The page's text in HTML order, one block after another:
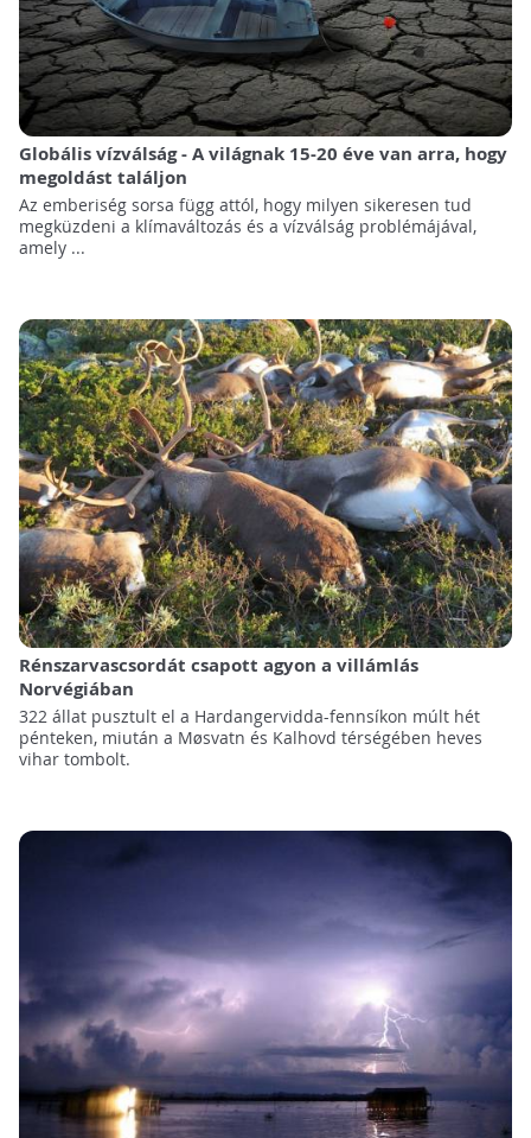
Globális vízválság - A világnak 15-20 éve van arra, hogy
megoldást találjon
Az emberiség sorsa függ attól, hogy milyen sikeresen tud
megküzdeni a klímaváltozás és a vízválság problémájával,
amely ...
Rénszarvascsordát csapott agyon a villámlás
Norvégiában
322 állat pusztult el a Hardangervidda-fennsíkon múlt hét
pénteken, miután a Møsvatn és Kalhovd térségében heves
vihar tombolt.